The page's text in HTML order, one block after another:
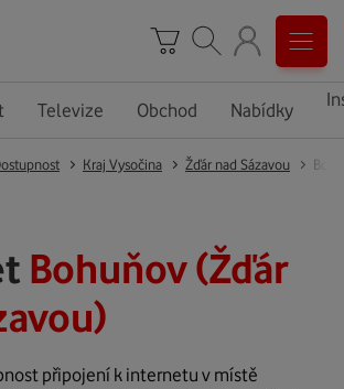
Televize Obchod Nabídky
Kraj Vysočina Žďár nad Sázavou
Bohuňov (Žďár
připojení k internetu v místě